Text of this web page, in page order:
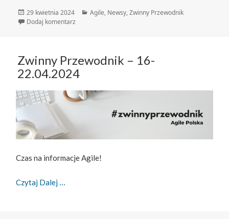
Data
publikacji
29 kwietnia 2024 Kategorie
Agile, Newsy,Zwinny Przewodnik
Dodaj komentarz
Zwinny Przewodnik – 16-
22.04.2024
Czas na informacje Agile!
Czytaj Dalej